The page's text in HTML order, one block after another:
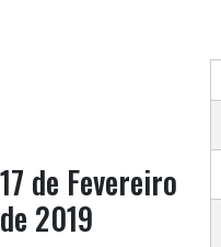
17 de Fevereiro
de 2019